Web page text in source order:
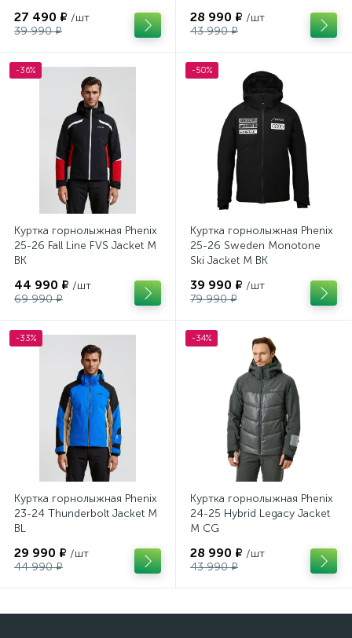
27 490 ₽ /шт
39 990 ₽
28 990 ₽ /шт
43 990 ₽
-36%
Куртка горнолыжная Phenix
25-26 Fall Line FVS Jacket M
BK
44 990 ₽ /шт
69 990 ₽
-50%
Куртка горнолыжная Phenix
25-26 Sweden Monotone
Ski Jacket M BK
39 990 ₽ /шт
79 990 ₽
-33%
Куртка горнолыжная Phenix
23-24 Thunderbolt Jacket M
BL
29 990 ₽ /шт
44 990 ₽
-34%
Куртка горнолыжная Phenix
24-25 Hybrid Legacy Jacket
M CG
28 990 ₽ /шт
43 990 ₽